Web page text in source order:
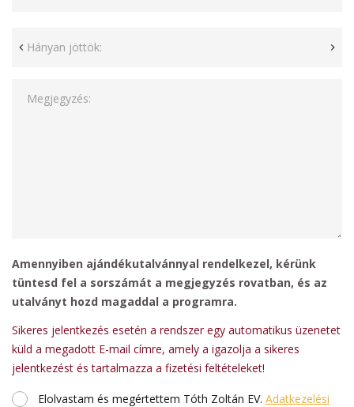
Hányan jöttök:
Megjegyzés:
Amennyiben ajándékutalvánnyal rendelkezel, kérünk
tüntesd fel a sorszámát a megjegyzés rovatban, és az
utalványt hozd magaddal a programra.
Sikeres jelentkezés esetén a rendszer egy automatikus üzenetet
küld a megadott E-mail címre, amely a igazolja a sikeres
jelentkezést és tartalmazza a fizetési feltételeket!
Elolvastam és megértettem Tóth Zoltán EV. Adatkezelési